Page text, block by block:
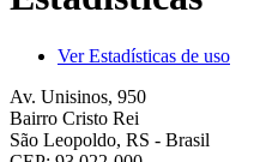
Ver Estadísticas de uso
Av. Unisinos, 950
Bairro Cristo Rei
São Leopoldo, RS - Brasil